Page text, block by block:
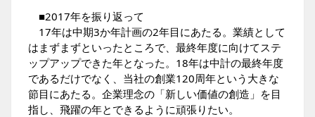
■2017年を振り返って
17年は中期3か年計画の2年目にあたる。業績として
はまずまずといったところで、最終年度に向けてステ
ップアップできた年となった。18年は中計の最終年度
であるだけでなく、当社の創業120周年という大きな
節目にあたる。企業理念の「新しい価値の創造」を目
指し、飛躍の年とできるように頑張りたい。